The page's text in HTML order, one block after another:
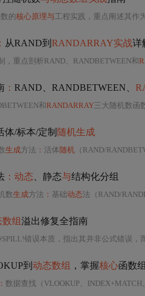
的核心原理与工程实践，重点阐述其作
： 从RAND到 RANDARRAY实战详
，重点剖析RAND、RANDBETWEEN和
： RAND、RANDBETWEEN、
和RANDARRAY三大随机数函
体/标本/定制 随机生成
生成方法 ： 活体随机 （RAND/
：动态 、静态与结构化分组
数生成方法 ： 基础动态法（RAND/RANDBETWEEN实现实时刷新）、静态快照法（选择性粘贴固化结果，保障可审计性）、结构化
组溢出修复全指南
错误本质，指出其并非公式错误，而是溢出范围（Spill Range）被硬性占用
到 动态数组 ，掌握核心函数
： 数据查找（VLOOKUP、INDEX+MATCH、XLOOKUP）、文本清洗（TRIM/CLEAN/SUBSTITUTE/LEFT/MID等）、条件统计